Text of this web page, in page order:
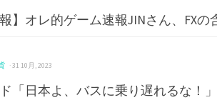
報】オレ的ゲーム速報JINさん、FX
· 31 10月, 2023
「日本よ、バスに乗り遅れるな！